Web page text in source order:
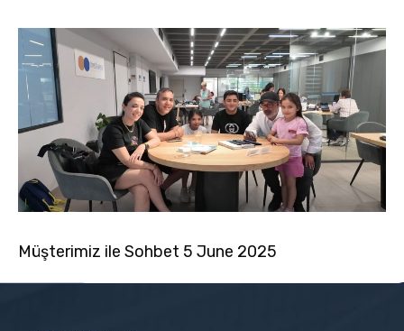
Müşterimiz ile Sohbet 5 June 2025